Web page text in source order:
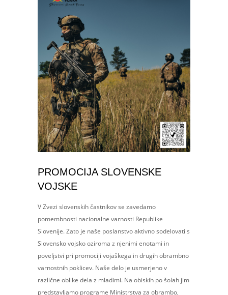
PROMOCIJA SLOVENSKE
VOJSKE
V Zvezi slovenskih častnikov se zavedamo
pomembnosti nacionalne varnosti Republike
Slovenije. Zato je naše poslanstvo aktivno sodelovati s
Slovensko vojsko oziroma z njenimi enotami in
poveljstvi pri promociji vojaškega in drugih obrambno
varnostnih poklicev. Naše delo je usmerjeno v
različne oblike dela z mladimi. Na obiskih po šolah jim
predstavljamo programe Ministrstva za obrambo,